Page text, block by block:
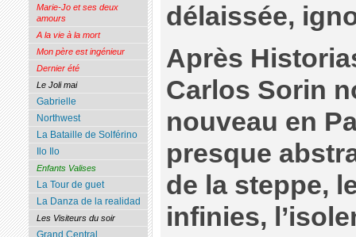
délaissée,
Après
Carlos Sorin
nouveau en
presque
de la steppe,
infinies,
Marie-Jo et ses deux
amours
A la vie à la mort
Mon père est ingénieur
Dernier été
Le Joli mai
Gabrielle
Northwest
La Bataille de Solférino
Ilo Ilo
Enfants Valises
La Tour de guet
La Danza de la realidad
Les Visiteurs du soir